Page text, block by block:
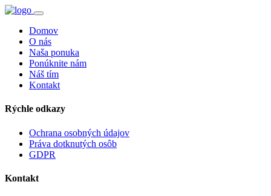
Domov
O nás
Naša ponuka
Ponúknite nám
Náš tím
Kontakt
Rýchle odkazy
Ochrana osobných údajov
Práva dotknutých osôb
GDPR
Kontakt